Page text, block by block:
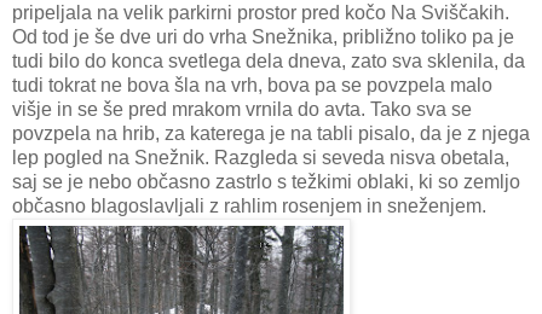
pripeljala na velik parkirni prostor pred kočo Na Sviščakih.
Od tod je še dve uri do vrha Snežnika, približno toliko pa je
tudi bilo do konca svetlega dela dneva, zato sva sklenila, da
tudi tokrat ne bova šla na vrh, bova pa se povzpela malo
višje in se še pred mrakom vrnila do avta. Tako sva se
povzpela na hrib, za katerega je na tabli pisalo, da je z njega
lep pogled na Snežnik. Razgleda si seveda nisva obetala,
saj se je nebo občasno zastrlo s težkimi oblaki, ki so zemljo
občasno blagoslavljali z rahlim rosenjem in sneženjem.